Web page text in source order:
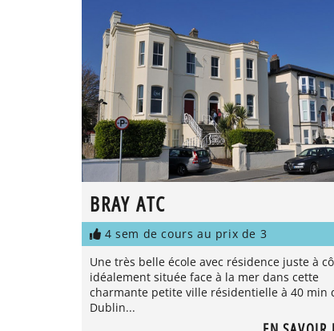
BRAY ATC
4 sem de cours au prix de 3
Une très belle école avec résidence juste à
idéalement située face à la mer dans cette
charmante petite ville résidentielle à 40 min
Dublin...